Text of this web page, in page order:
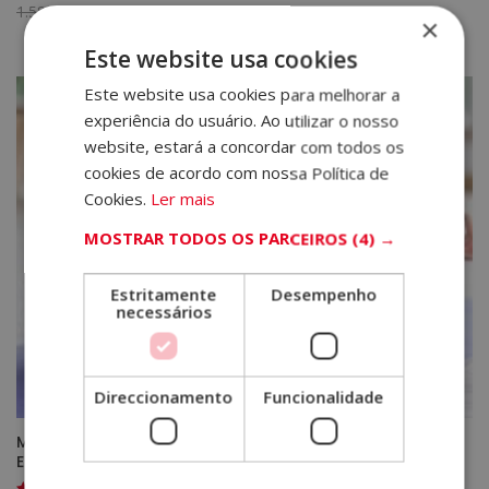
Avaliação
4.75
de 5
1.580,00€O
original
era:
1.580,00€.
395,00€O
atual
é:
395,00€.
Mestrado em Psicologia Desportiva – Selo de Notário
Europeu –
×
Este website usa cookies
Este website usa cookies para melhorar a
experiência do usuário. Ao utilizar o nosso
website, estará a concordar com todos os
cookies de acordo com nossa Política de
Cookies. Ler mais
MOSTRAR TODOS OS PARCEIROS (4) →
Estritamente
necessários
Desempenho
Direccionamento Funcionalidade